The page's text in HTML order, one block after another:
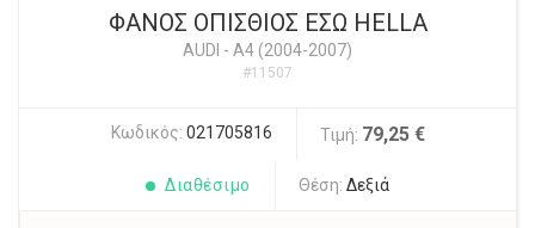
ΦΑΝΟΣ ΟΠΙΣΘΙΟΣ ΕΣΩ HELLA
AUDI - A4 (2004-2007)
#11507
Κωδικός: 021705816 Τιμή: 79,25 €
Διαθέσιμο Θέση: Δεξιά